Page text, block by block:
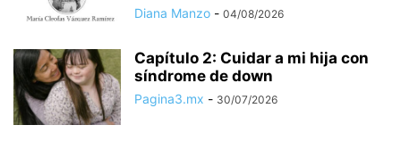
Diana Manzo - 04/08/2026
Capítulo 2: Cuidar a mi hija con
síndrome de down
Pagina3.mx - 30/07/2026